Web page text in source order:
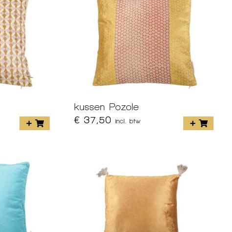
kussen Pozole
€ 37,50
incl. btw